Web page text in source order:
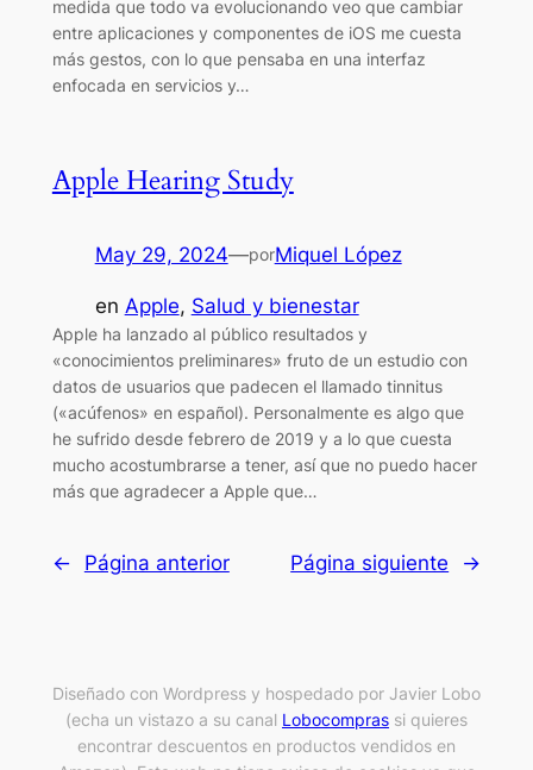
medida que todo va evolucionando veo que cambiar
entre aplicaciones y componentes de iOS me cuesta
más gestos, con lo que pensaba en una interfaz
enfocada en servicios y…
Apple Hearing Study
May 29, 2024—porMiquel López
en Apple, Salud y bienestar
Apple ha lanzado al público resultados y
«conocimientos preliminares» fruto de un estudio con
datos de usuarios que padecen el llamado tinnitus
(«acúfenos» en español). Personalmente es algo que
he sufrido desde febrero de 2019 y a lo que cuesta
mucho acostumbrarse a tener, así que no puedo hacer
más que agradecer a Apple que…
← Página anterior Página siguiente →
Diseñado con Wordpress y hospedado por Javier Lobo
(echa un vistazo a su canal Lobocompras si quieres
encontrar descuentos en productos vendidos en